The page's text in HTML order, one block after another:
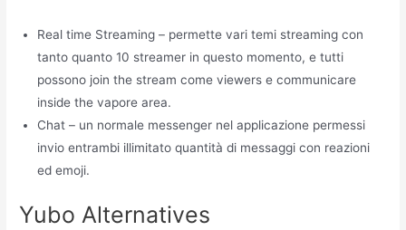
Real time Streaming – permette vari temi streaming con
tanto quanto 10 streamer in questo momento, e tutti
possono join the stream come viewers e communicare
inside the vapore area.
Chat – un normale messenger nel applicazione permessi
invio entrambi illimitato quantità di messaggi con reazioni
ed emoji.
Yubo Alternatives